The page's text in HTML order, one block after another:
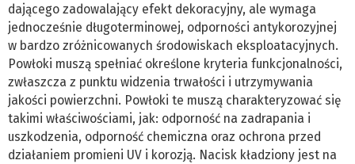
dającego zadowalający efekt dekoracyjny, ale wymaga
jednocześnie długoterminowej, odporności antykorozyjnej
w bardzo zróżnicowanych środowiskach eksploatacyjnych.
Powłoki muszą spełniać określone kryteria funkcjonalności,
zwłaszcza z punktu widzenia trwałości i utrzymywania
jakości powierzchni. Powłoki te muszą charakteryzować się
takimi właściwościami, jak: odporność na zadrapania i
uszkodzenia, odporność chemiczna oraz ochrona przed
działaniem promieni UV i korozją. Nacisk kładziony jest na